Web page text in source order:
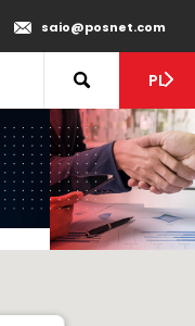
saio@posnet.com
PL